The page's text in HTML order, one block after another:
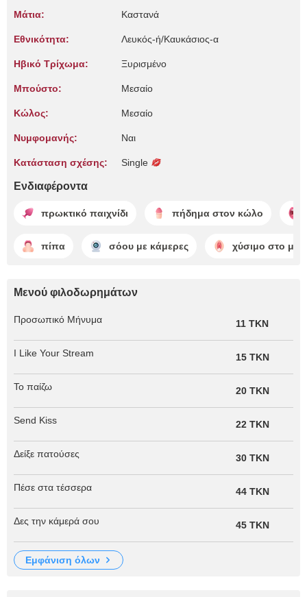
Μάτια: Καστανά
Εθνικότητα: Λευκός-ή/Καυκάσιος-α
Ηβικό Τρίχωμα: Ξυρισμένο
Μπούστο: Μεσαίο
Κώλος: Μεσαίο
Νυμφομανής: Ναι
Κατάσταση σχέσης: Single
Ενδιαφέροντα
πρωκτικό παιχνίδι πήδημα στον κώλο
πίπα σόου με κάμερες χύσιμο στο
Μενού φιλοδωρημάτων
Προσωπικό Μήνυμα 11 TKN
I Like Your Stream 15 TKN
Το παίζω 20 TKN
Send Kiss 22 TKN
Δείξε πατούσες 30 TKN
Πέσε στα τέσσερα 44 TKN
Δες την κάμερά σου 45 TKN
εμφάνιση όλων